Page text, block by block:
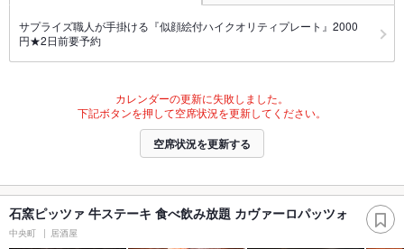
サプライズ職人が手掛ける『似顔絵付ハイクオリティプレート』2000
円★2日前要予約
カレンダーの更新に失敗しました。
下記ボタンを押して空席状況を更新してください。
空席状況を更新する
石窯ピッツァ 牛ステーキ 食べ飲み放題 カヴァーロパッツォ
中央町 居酒屋